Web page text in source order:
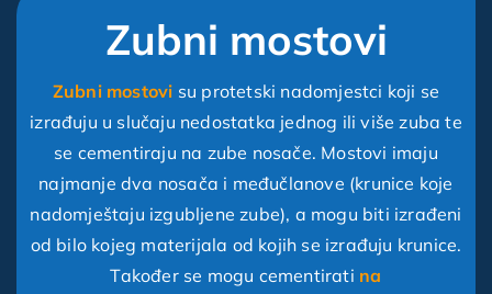
Zubni mostovi
Zubni mostovi su protetski nadomjestci koji se
izrađuju u slučaju nedostatka jednog ili više zuba te
se cementiraju na zube nosače. Mostovi imaju
najmanje dva nosača i međučlanove (krunice koje
nadomještaju izgubljene zube), a mogu biti izrađeni
od bilo kojeg materijala od kojih se izrađuju krunice.
Također se mogu cementirati na